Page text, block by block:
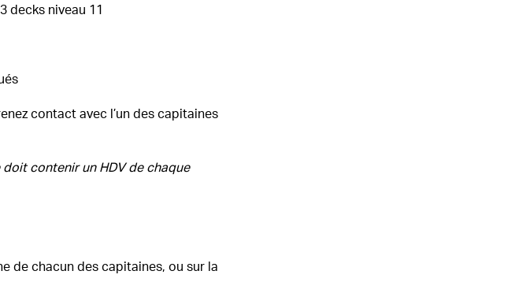
decks niveau 11
contact avec l’un des capitaines
contenir un HDV de chaque
de chacun des capitaines, ou sur la